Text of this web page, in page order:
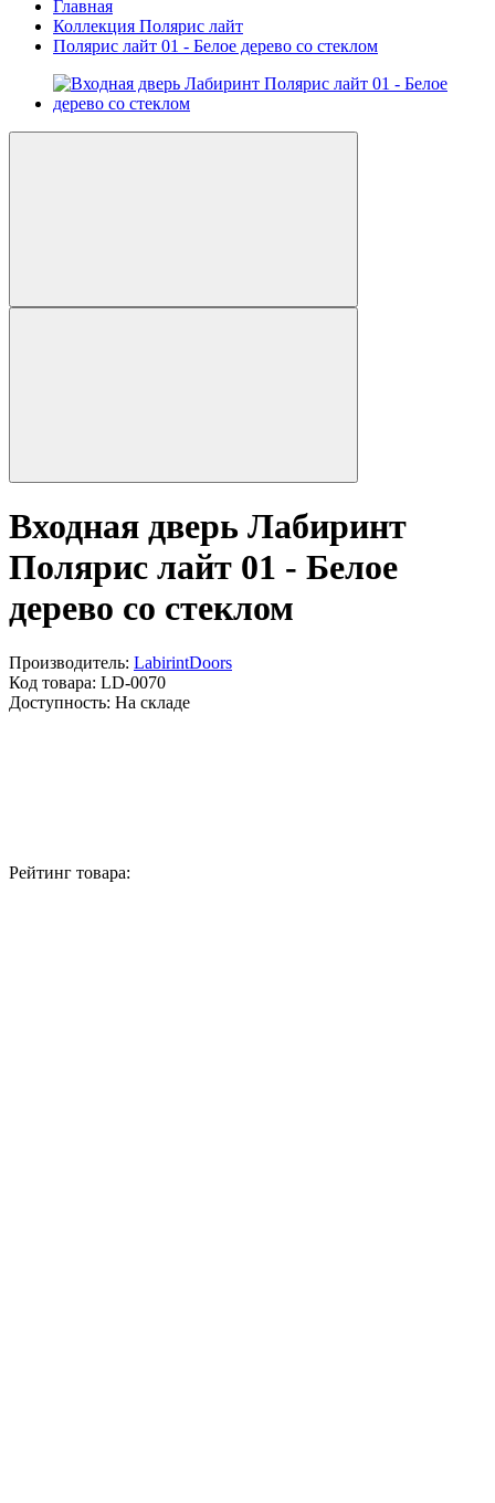
Главная
Коллекция Полярис лайт
Полярис лайт 01 - Белое дерево со стеклом
Входная дверь Лабиринт
Полярис лайт 01 - Белое
дерево со стеклом
Производитель: LabirintDoors
Код товара: LD-0070
Доступность: На складе
Рейтинг товара: